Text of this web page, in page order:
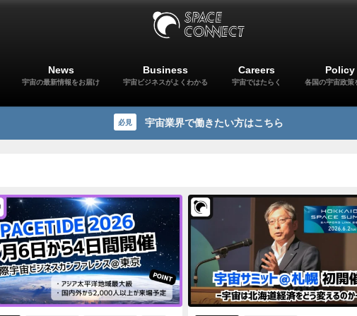
News
宇宙の最新情報をお届け
Business
宇宙ビジネスがよくわかる
Careers
宇宙ではたらく
Policy
各国の宇宙政策
必見 宇宙業界で働きたい方はこちら